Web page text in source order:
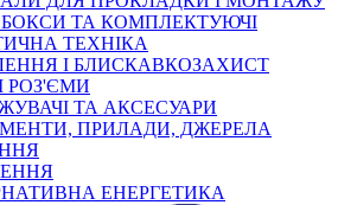
ТА КОМПЛЕКТУЮЧІ
ТЕХНІКА
І БЛИСКАВКОЗАХИСТ
РОЗ'ЄМИ
ТА АКСЕСУАРИ
ПРИЛАДИ, ДЖЕРЕЛА
ЕНЕРГЕТИКА